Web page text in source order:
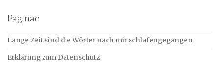
Paginae
Lange Zeit sind die Wörter nach mir schlafengegangen
Erklärung zum Datenschutz